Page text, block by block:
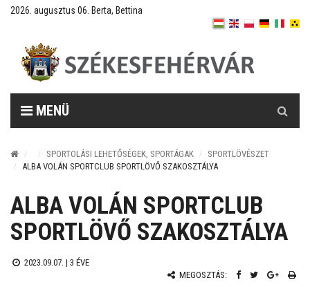
2026. augusztus 06. Berta, Bettina
MENÜ
SPORTOLÁSI LEHETŐSÉGEK, SPORTÁGAK
SPORTLÖVÉSZET
ALBA VOLÁN SPORTCLUB SPORTLÖVŐ SZAKOSZTÁLYA
ALBA VOLÁN SPORTCLUB
SPORTLÖVŐ SZAKOSZTÁLYA
2023.09.07. | 3 ÉVE
MEGOSZTÁS: